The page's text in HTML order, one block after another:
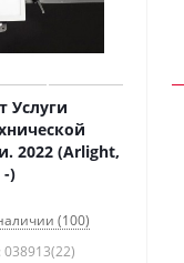
Услуги
2022 (Arlight,
-)
(100)
038913(22)